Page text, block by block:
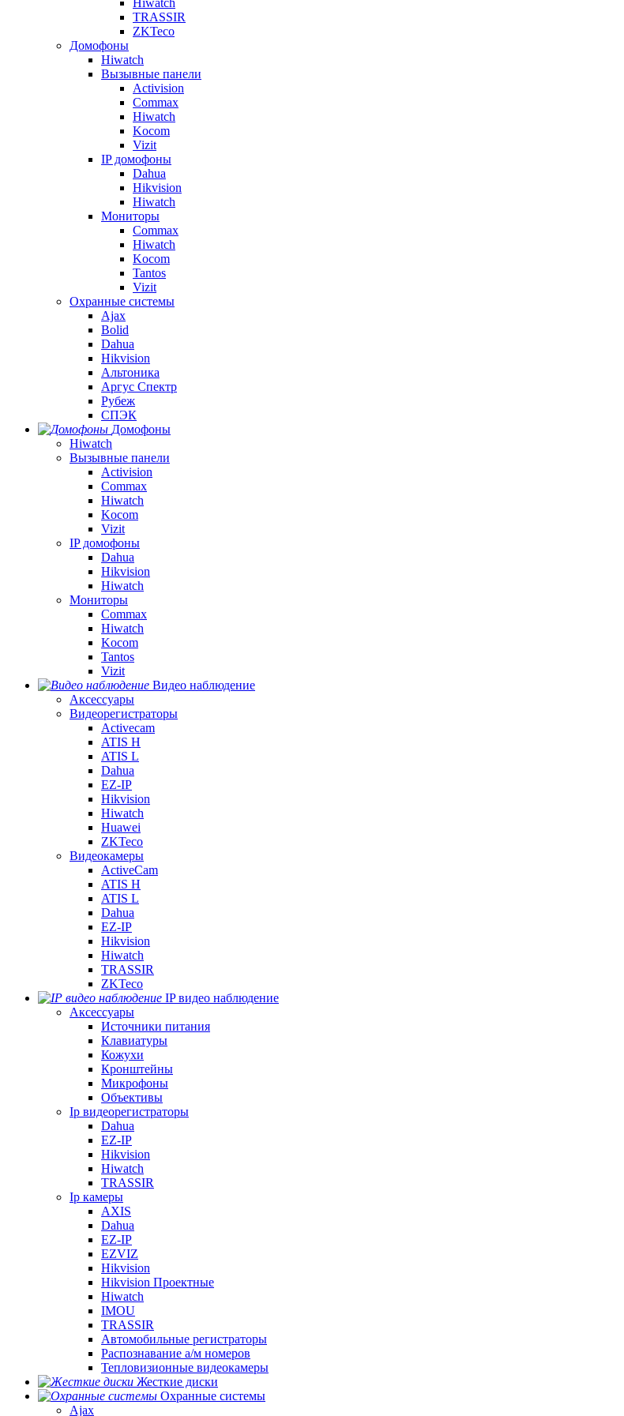
Hiwatch
TRASSIR
ZKTeco
Домофоны
Hiwatch
Вызывные панели
Activision
Commax
Hiwatch
Kocom
Vizit
IP домофоны
Dahua
Hikvision
Hiwatch
Мониторы
Commax
Hiwatch
Kocom
Tantos
Vizit
Охранные системы
Ajax
Bolid
Dahua
Hikvision
Альтоника
Аргус Спектр
Рубеж
СПЭК
Домофоны
Hiwatch
Вызывные панели
Activision
Commax
Hiwatch
Kocom
Vizit
IP домофоны
Dahua
Hikvision
Hiwatch
Мониторы
Commax
Hiwatch
Kocom
Tantos
Vizit
Видео наблюдение
Аксессуары
Видеорегистраторы
Activecam
ATIS H
ATIS L
Dahua
EZ-IP
Hikvision
Hiwatch
Huawei
ZKTeco
Видеокамеры
ActiveCam
ATIS H
ATIS L
Dahua
EZ-IP
Hikvision
Hiwatch
TRASSIR
ZKTeco
IP видео наблюдение
Аксессуары
Источники питания
Клавиатуры
Кожухи
Кронштейны
Микрофоны
Объективы
Ip видеорегистраторы
Dahua
EZ-IP
Hikvision
Hiwatch
TRASSIR
Ip камеры
AXIS
Dahua
EZ-IP
EZVIZ
Hikvision
Hikvision Проектные
Hiwatch
IMOU
TRASSIR
Автомобильные регистраторы
Распознавание а/м номеров
Тепловизионные видеокамеры
Жесткие диски
Охранные системы
Ajax